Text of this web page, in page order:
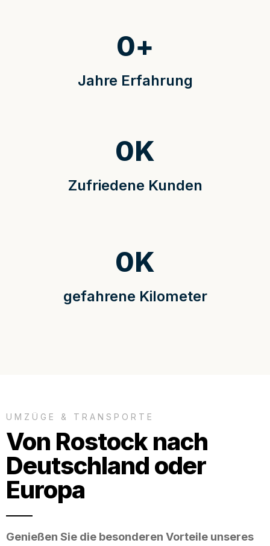
Jahre Erfahrung
0+
Zufriedene Kunden
0K
gefahrene Kilometer
0K
UMZÜGE & TRANSPORTE
Von Rostock nach
Deutschland oder
Europa
Genießen Sie die besonderen Vorteile unseres